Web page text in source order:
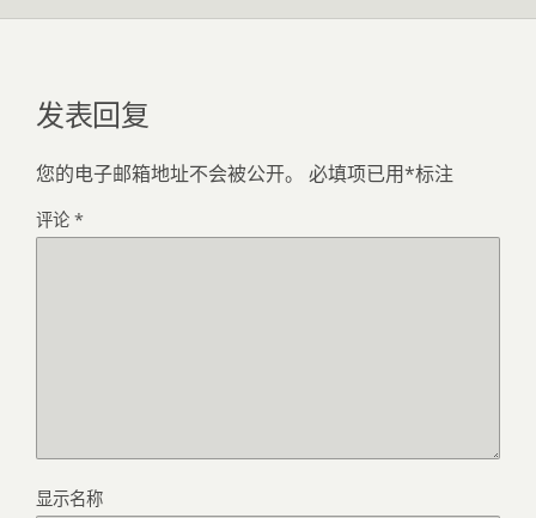
发表回复
您的电子邮箱地址不会被公开。 必填项已用*标注
评论 *
显示名称